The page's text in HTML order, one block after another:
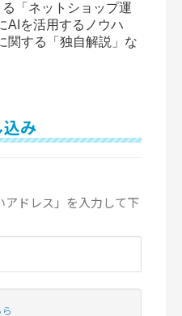
「ネットショップ運
AIを活用するノウハ
関する「独自解説」な